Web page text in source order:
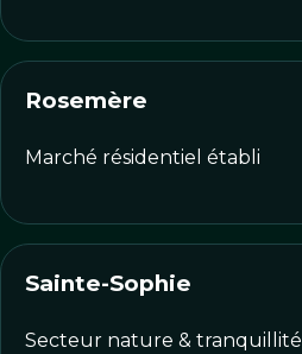
Rosemère
Marché résidentiel établi
Sainte-Sophie
Secteur nature & tranquillité